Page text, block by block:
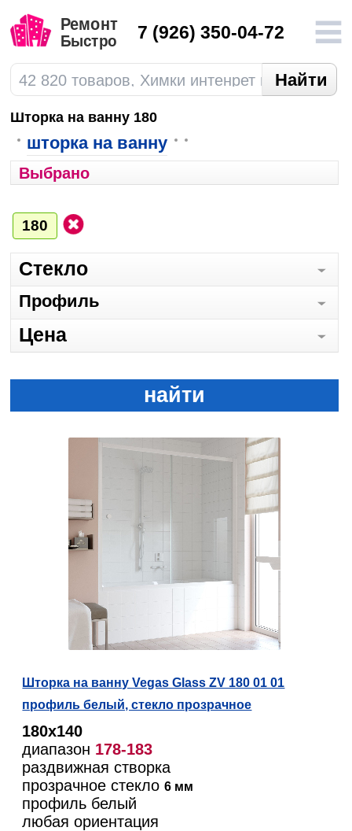
7 (926) 350-04-72
Шторка на ванну 180
шторка на ванну
Выбрано
180
Стекло
Профиль
Цена
найти
Шторка на ванну Vegas Glass ZV 180 01 01
профиль белый, стекло прозрачное
180х140
диапазон 178-183
раздвижная створка
прозрачное стекло6 мм
профиль белый
любая ориентация